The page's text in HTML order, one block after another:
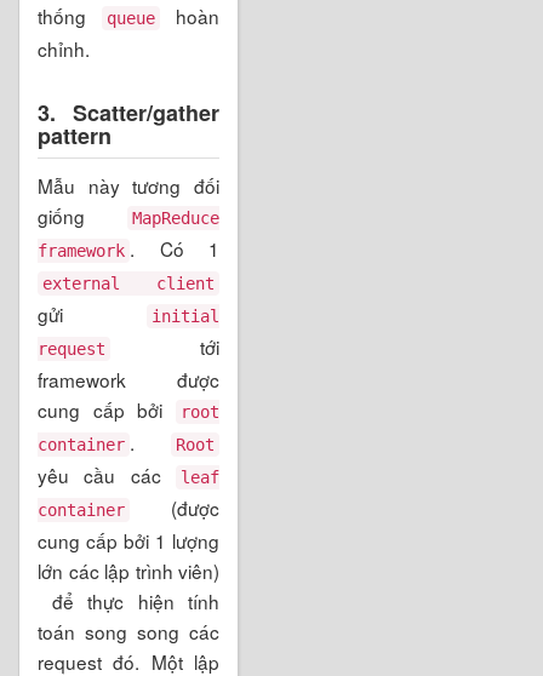
thống
queue
hoàn
chỉnh.
3. Scatter/gather
pattern
Mẫu này tương đối
giống
MapReduce
framework . Có 1
external client
gửi
initial
request
tới
framework được
cung cấp bởi
root
container . Root
yêu cầu các
leaf
container
(được
cung cấp bởi 1 lượng
lớn các lập trình viên)
để thực hiện tính
toán song song các
request đó. Một lập